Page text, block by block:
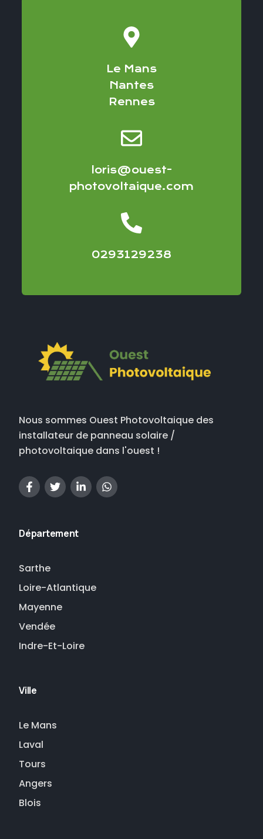
Le Mans
Nantes
Rennes
loris@ouest-
photovoltaique.com
0293129238
Nous sommes Ouest Photovoltaique des
installateur de panneau solaire /
photovoltaique dans l'ouest !
Département
Sarthe
Loire-Atlantique
Mayenne
Vendée
Indre-Et-Loire
Ville
Le Mans
Laval
Tours
Angers
Blois